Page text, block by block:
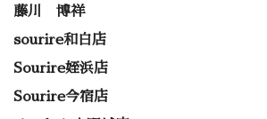
藤川 博祥
sourire和白店
Sourire姪浜店
Sourire今宿店